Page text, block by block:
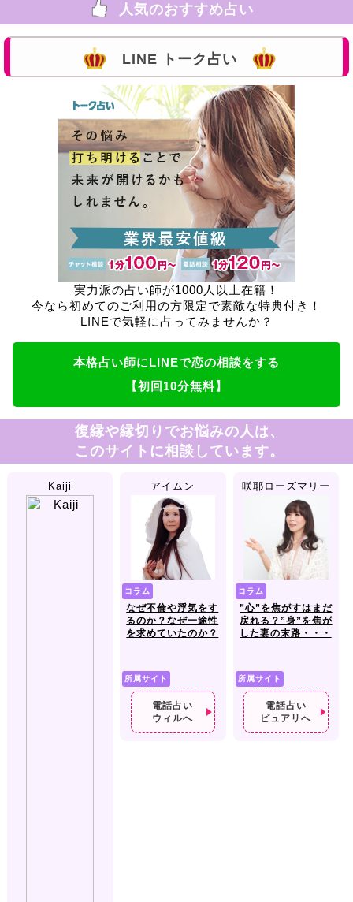
人気のおすすめ占い
LINE トーク占い
実力派の占い師が1000人以上在籍！
今なら初めてのご利用の方限定で素敵な特典付き！
LINEで気軽に占ってみませんか？
本格占い師にLINEで恋の相談をする
【初回10分無料】
復縁や縁切りでお悩みの人は、
このサイトに相談しています。
Kaiji アイムン
コラム
なぜ不倫や浮気をす
るのか？なぜ一途性
を求めていたのか？
所属サイト
電話占い
ウィルへ
咲耶ローズマリー
コラム
”心”を焦がすはまだ
戻れる？”身”を焦が
した妻の末路・・・
所属サイト
電話占い
ピュアリへ